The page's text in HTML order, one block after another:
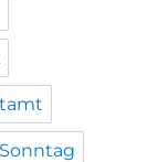
Sonntag